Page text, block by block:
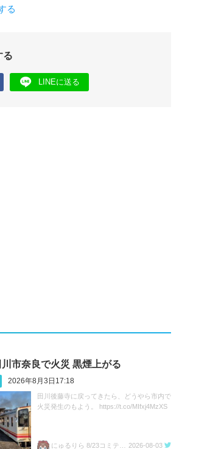
る
LINEに送る
市奈良で火災 黒煙上がる
2026年8月3日17:18
田川後藤寺に戻ってきたら、どうやら市内で
火災発生のもよう。 https://t.co/MIfxj4MzXS
2026-08-03